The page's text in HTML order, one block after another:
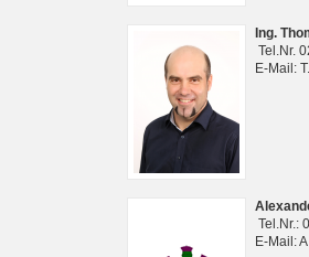
Ing.
Tel.Nr.
E-Mail:
Tel.Nr.:
E-Mail: